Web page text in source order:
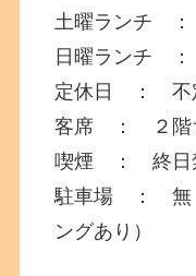
土曜ランチ
日曜ランチ
定休日 ： 不
客席 ： ２階
喫煙 ： 終日
駐車場 ： 無
ングあり）